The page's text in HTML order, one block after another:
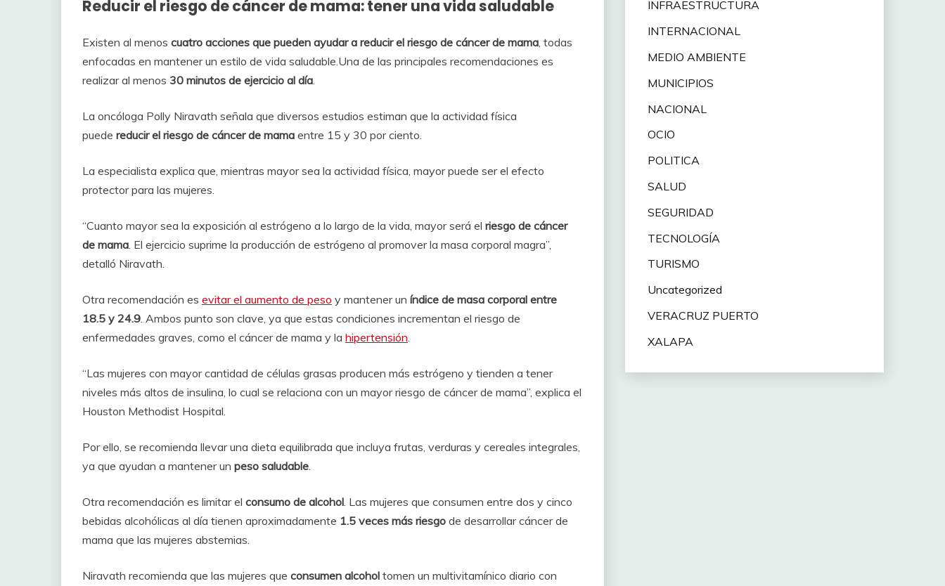
Reducir el riesgo de cáncer de mama: tener una vida saludable
Existen al menos cuatro acciones que pueden ayudar a reducir el riesgo de cáncer de mama , todas
enfocadas en mantener un estilo de vida saludable.Una de las principales recomendaciones es
realizar al menos 30 minutos de ejercicio al día
La oncóloga Polly Niravath señala que diversos estudios estiman que la actividad física
puede reducir el riesgo de cáncer de mama entre 15 y 30 por ciento.
La especialista explica que, mientras mayor sea la actividad física, mayor puede ser el efecto
protector para las mujeres.
“Cuanto mayor sea la exposición al estrógeno a lo largo de la vida, mayor será el riesgo de cáncer
de mama . El ejercicio suprime la producción de estrógeno al promover la masa corporal magra”,
detalló Niravath.
Otra recomendación es evitar el aumento de peso y mantener un índice de masa corporal entre
18.5 y 24.9 . Ambos punto son clave, ya que estas condiciones incrementan el riesgo de
enfermedades graves, como el cáncer de mama y la hipertensión
“Las mujeres con mayor cantidad de células grasas producen más estrógeno y tienden a tener
niveles más altos de insulina, lo cual se relaciona con un mayor riesgo de cáncer de mama”, explica el
Houston Methodist Hospital.
Por ello, se recomienda llevar una dieta equilibrada que incluya frutas, verduras y cereales integrales,
ya que ayudan a mantener un peso saludable
Otra recomendación es limitar el consumo de alcohol . Las mujeres que consumen entre dos y cinco
bebidas alcohólicas al día tienen aproximadamente 1.5 veces más riesgo de desarrollar cáncer de
mama que las mujeres abstemias.
Niravath recomienda que las mujeres que consumen alcohol tomen un multivitamínico diario con
INFRAESTRUCTURA
INTERNACIONAL
MEDIO AMBIENTE
MUNICIPIOS
NACIONAL
OCIO
POLITICA
SALUD
SEGURIDAD
TECNOLOGÍA
TURISMO
Uncategorized
VERACRUZ PUERTO
XALAPA